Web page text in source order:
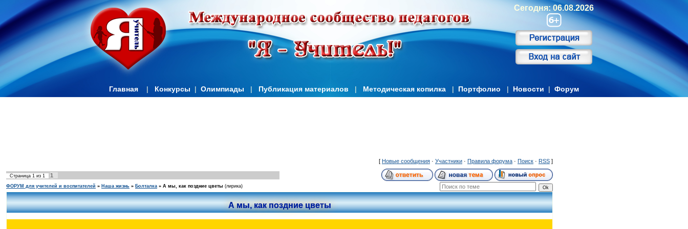
Сегодня: 06.08.2026
Главная | Конкурсы | Олимпиады | Публикация материалов | Методическая копилка | Портфолио | Новости | Форум
[ Новые сообщения · Участники · Правила форума · Поиск · RSS ]
Страница 1 из 1 1
ФОРУМ для учителей и воспитателей » Наша жизнь » Болталка » А мы, как поздние цветы (лирика)
А мы, как поздние цветы